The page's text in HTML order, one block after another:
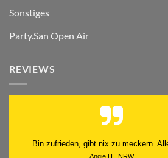
Sonstiges
Party.San Open Air
REVIEWS
Schnell. Zuverlässig. Klasse.